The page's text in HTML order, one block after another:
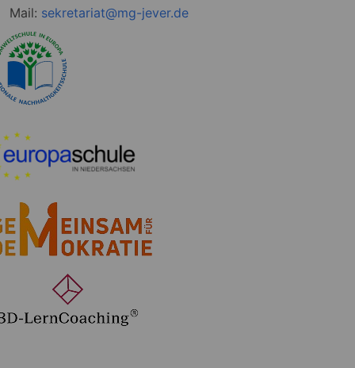
Mail: sekretariat@mg-jever.de